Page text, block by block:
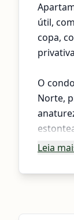
útil,
copa,
O
Norte,
Leia